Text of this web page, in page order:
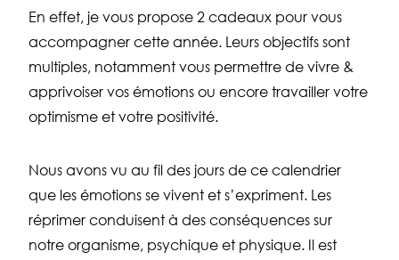
En effet, je vous propose 2 cadeaux pour vous
accompagner cette année. Leurs objectifs sont
multiples, notamment vous permettre de vivre &
apprivoiser vos émotions ou encore travailler votre
optimisme et votre positivité.
Nous avons vu au fil des jours de ce calendrier
que les émotions se vivent et s’expriment. Les
réprimer conduisent à des conséquences sur
notre organisme, psychique et physique. Il est